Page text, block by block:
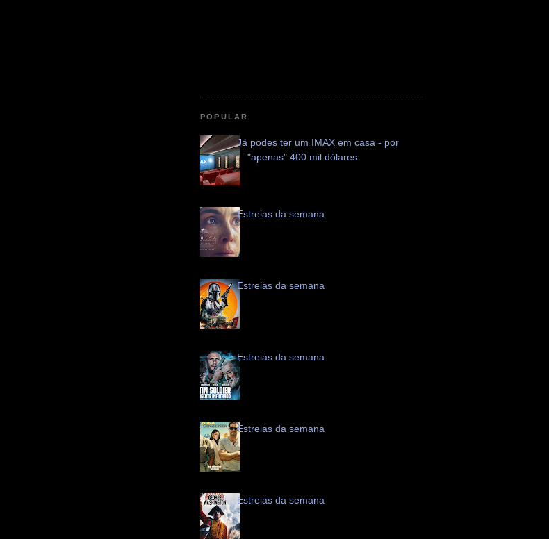
POPULAR
Já podes ter um IMAX em casa - por
"apenas" 400 mil dólares
Estreias da semana
Estreias da semana
Estreias da semana
Estreias da semana
Estreias da semana